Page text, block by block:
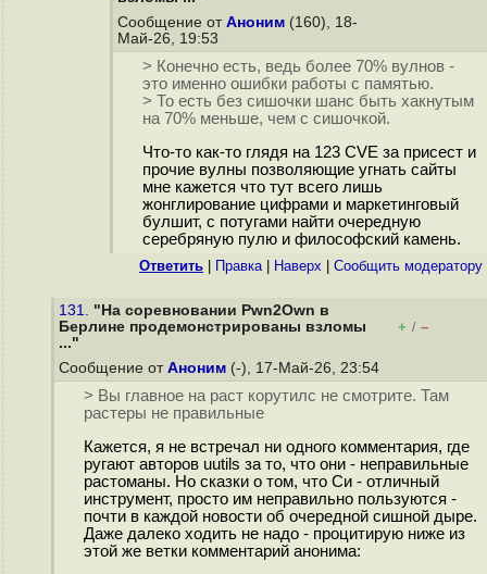
Сообщение от Аноним (160), 18-
Май-26, 19:53
> Конечно есть, ведь более 70% вулнов -
это именно ошибки работы с памятью.
> То есть без сишочки шанс быть хакнутым
на 70% меньше, чем с сишочкой.
Что-то как-то глядя на 123 CVE за присест и
прочие вулны позволяющие угнать сайты
мне кажется что тут всего лишь
жонглирование цифрами и маркетинговый
булшит, с потугами найти очередную
серебряную пулю и философский камень.
Ответить Правка| Наверх Cообщить модератору
131. "На соревновании Pwn2Own в
Берлине продемонстрированы взломы
..."
+ / –
Сообщение от Аноним (-), 17-Май-26, 23:54
> Вы главное на раст корутилс не смотрите. Там
растеры не правильные
Кажется, я не встречал ни одного комментария, где
ругают авторов uutils за то, что они - неправильные
растоманы. Но сказки о том, что Си - отличный
инструмент, просто им неправильно пользуются -
почти в каждой новости об очередной сишной дыре.
Даже далеко ходить не надо - процитирую ниже из
этой же ветки комментарий анонима: